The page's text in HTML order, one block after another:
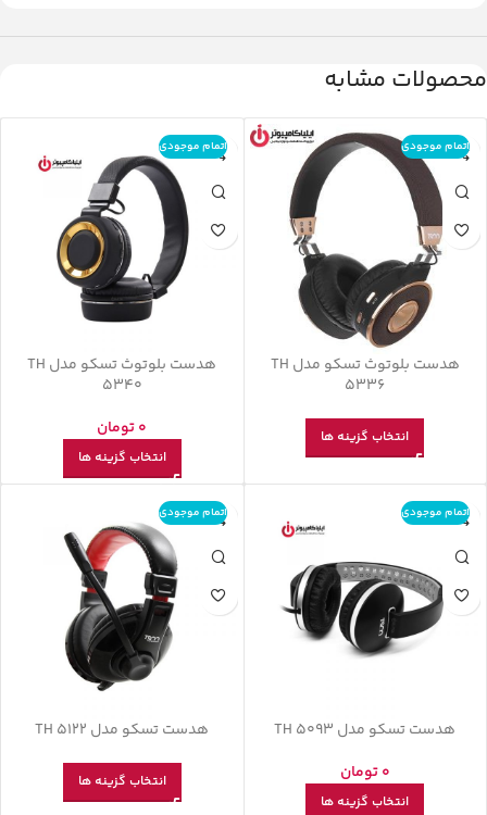
محصولات مشابه
اتمام موجودی
هدست بلوتوث تسکو مدل TH
5336
انتخاب گزینه ها
اتمام موجودی
هدست بلوتوث تسکو مدل TH
5340
0تومان
انتخاب گزینه ها
اتمام موجودی
هدست تسکو مدل TH 5093
0تومان
انتخاب گزینه ها
اتمام موجودی
هدست تسکو مدل TH 5122
انتخاب گزینه ها